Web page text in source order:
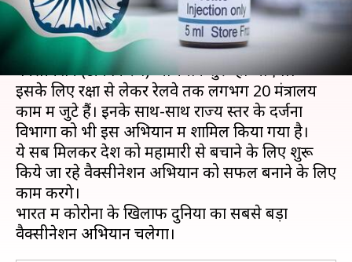
क्या है खबर?
देश में 16 जनवरी से कोरोना वायरस के खिलाफ
वैक्सीनेशन (टीकाकरण) अभियान शुरू हो जाएगा।
इसके लिए रक्षा से लेकर रेलवे तक लगभग 20 मंत्रालय
काम में जुटे हैं। इनके साथ-साथ राज्य स्तर के दर्जनों
विभागों को भी इस अभियान में शामिल किया गया है।
ये सब मिलकर देश को महामारी से बचाने के लिए शुरू
किये जा रहे वैक्सीनेशन अभियान को सफल बनाने के लिए
काम करेंगे।
भारत में कोरोना के खिलाफ दुनिया का सबसे बड़ा